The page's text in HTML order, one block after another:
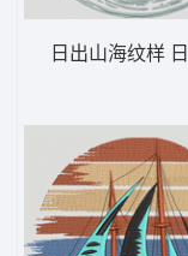
日出山海纹样